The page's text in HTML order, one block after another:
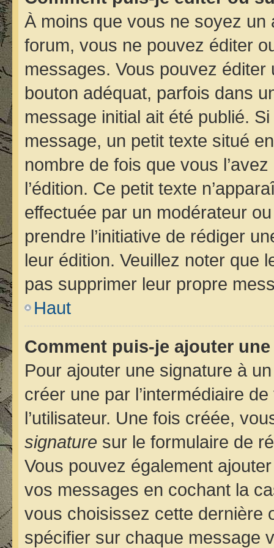
À moins que vous ne soyez
forum, vous ne pouvez éditer
messages. Vous pouvez
bouton adéquat, parfois dans
message initial ait été publié.
message, un petit texte situé
nombre de fois que vous
l’édition. Ce petit texte
effectuée par un modérateur
prendre l’initiative de rédiger
leur édition. Veuillez noter que
pas supprimer leur propre
Haut
Comment puis-je ajouter
Pour ajouter une signature à
créer une par l’intermédiaire
l’utilisateur. Une fois créée,
signature sur le formulaire de
Vous pouvez également
vos messages en cochant la
vous choisissez cette dernière
spécifier sur chaque message